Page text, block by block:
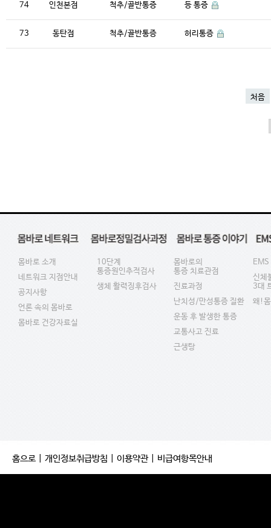
74 인천본점 척추/골반통증 등 통증
73 동탄점 척추/골반통증 허리통증
처음
몸바로 소개
네트워크 지점안내
공지사항
언론 속의 몸바로
몸바로 건강자료실
10단계
통증원인추적검사
생체 활력징후검사
몸바로의
통증 치료관점
진료과정
난치성/만성통증 질환
운동 후 발생한 통증
교통사고 진료
근생탕
EMS
신체
3대
왜!
홈으로 개인정보취급방침 이용약관| 비급여항목안내